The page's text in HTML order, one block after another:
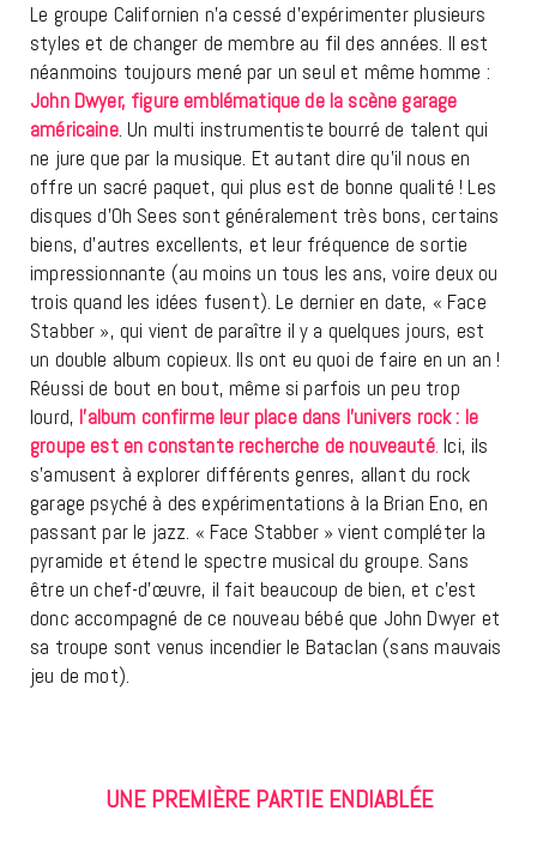
Le groupe Californien n’a cessé d’expérimenter plusieurs
styles et de changer de membre au fil des années. Il est
néanmoins toujours mené par un seul et même homme :
John Dwyer, figure emblématique de la scène garage
américaine. Un multi instrumentiste bourré de talent qui
ne jure que par la musique. Et autant dire qu’il nous en
offre un sacré paquet, qui plus est de bonne qualité ! Les
disques d’Oh Sees sont généralement très bons, certains
biens, d’autres excellents, et leur fréquence de sortie
impressionnante (au moins un tous les ans, voire deux ou
trois quand les idées fusent). Le dernier en date, « Face
Stabber », qui vient de paraître il y a quelques jours, est
un double album copieux. Ils ont eu quoi de faire en un an !
Réussi de bout en bout, même si parfois un peu trop
lourd, l’album confirme leur place dans l’univers rock : le
groupe est en constante recherche de nouveauté. Ici, ils
s’amusent à explorer différents genres, allant du rock
garage psyché à des expérimentations à la Brian Eno, en
passant par le jazz. « Face Stabber » vient compléter la
pyramide et étend le spectre musical du groupe. Sans
être un chef-d’œuvre, il fait beaucoup de bien, et c’est
donc accompagné de ce nouveau bébé que John Dwyer et
sa troupe sont venus incendier le Bataclan (sans mauvais
jeu de mot).
UNE PREMIÈRE PARTIE ENDIABLÉE